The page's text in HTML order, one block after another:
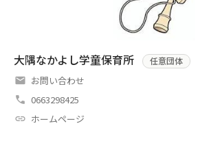
大隅なかよし学童保育所 任意団体
お問い合わせ
0663298425
ホームページ